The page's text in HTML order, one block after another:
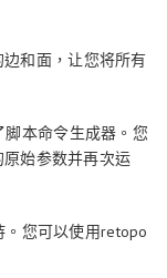
和面，让您将所有
本命令生成器。您
始参数并再次运
。您可以使用retopo